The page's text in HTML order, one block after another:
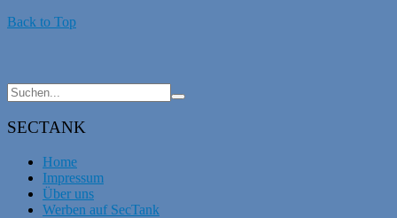
Back to Top
SECTANK
Home
Impressum
Über uns
Werben auf SecTank